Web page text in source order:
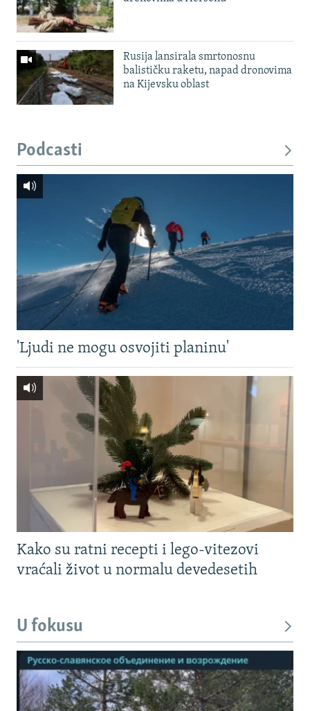
Rusija lansirala smrtonosnu
balističku raketu, napad dronovima
na Kijevsku oblast
Podcasti
'Ljudi ne mogu osvojiti planinu'
Kako su ratni recepti i lego-vitezovi
vraćali život u normalu devedesetih
U fokusu